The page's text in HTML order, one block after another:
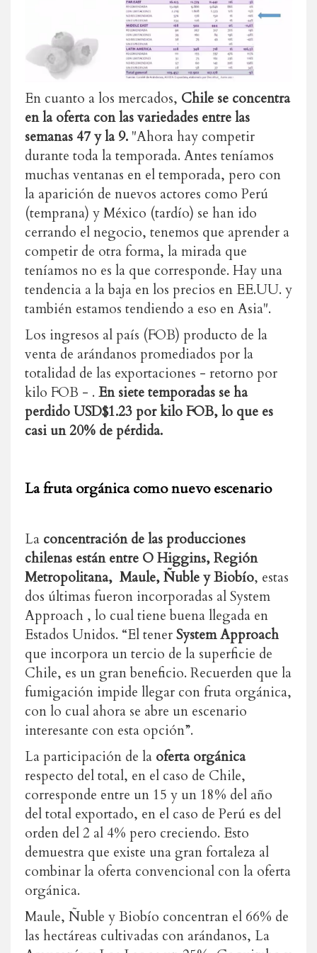
En cuanto a los mercados, Chile se concentra
en la oferta con las variedades entre las
semanas 47 y la 9. "Ahora hay competir
durante toda la temporada. Antes teníamos
muchas ventanas en el temporada, pero con
la aparición de nuevos actores como Perú
(temprana) y México (tardío) se han ido
cerrando el negocio, tenemos que aprender a
competir de otra forma, la mirada que
teníamos no es la que corresponde. Hay una
tendencia a la baja en los precios en EE.UU. y
también estamos tendiendo a eso en Asia".
Los ingresos al país (FOB) producto de la
venta de arándanos promediados por la
totalidad de las exportaciones - retorno por
kilo FOB - . En siete temporadas se ha
perdido USD$1.23 por kilo FOB, lo que es
casi un 20% de pérdida.
La fruta orgánica como nuevo escenario
La concentración de las producciones
chilenas están entre O Higgins, Región
Metropolitana, Maule, Ñuble y Biobío, estas
dos últimas fueron incorporadas al System
Approach , lo cual tiene buena llegada en
Estados Unidos. “El tenerSystem Approach
que incorpora un tercio de la superficie de
Chile, es un gran beneficio. Recuerden que la
fumigación impide llegar con fruta orgánica,
con lo cual ahora se abre un escenario
interesante con esta opción”.
La participación de la oferta orgánica
respecto del total, en el caso de Chile,
corresponde entre un 15 y un 18% del año
del total exportado, en el caso de Perú es del
orden del 2 al 4% pero creciendo. Esto
demuestra que existe una gran fortaleza al
combinar la oferta convencional con la oferta
orgánica.
Maule, Ñuble y Biobío concentran el 66% de
las hectáreas cultivadas con arándanos, La